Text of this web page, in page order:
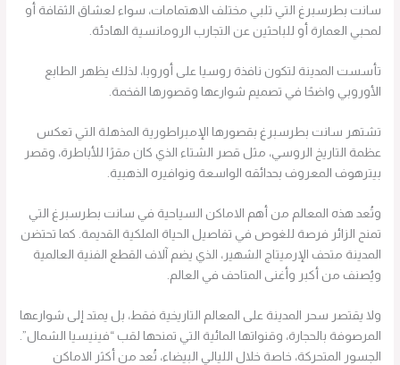
سانت بطرسبرغ التي تلبي مختلف الاهتمامات، سواء لعشاق الثقافة أو
لمحبي العمارة أو للباحثين عن التجارب الرومانسية الهادئة.
تأسست المدينة لتكون نافذة روسيا على أوروبا، لذلك يظهر الطابع
الأوروبي واضحًا في تصميم شوارعها وقصورها الفخمة.
تشتهر سانت بطرسبرغ بقصورها الإمبراطورية المذهلة التي تعكس
عظمة التاريخ الروسي، مثل قصر الشتاء الذي كان مقرًا للأباطرة، وقصر
بيترهوف المعروف بحدائقه الواسعة ونوافيره الذهبية.
وتُعد هذه المعالم من أهم الاماكن السياحية في سانت بطرسبرغ التي
تمنح الزائر فرصة للغوص في تفاصيل الحياة الملكية القديمة. كما تحتضن
المدينة متحف الإرميتاج الشهير، الذي يضم آلاف القطع الفنية العالمية
ويُصنف من أكبر وأغنى المتاحف في العالم.
ولا يقتصر سحر المدينة على المعالم التاريخية فقط، بل يمتد إلى شوارعها
المرصوفة بالحجارة، وقنواتها المائية التي تمنحها لقب “فينيسيا الشمال”.
الجسور المتحركة، خاصة خلال الليالي البيضاء، تُعد من أكثر الاماكن